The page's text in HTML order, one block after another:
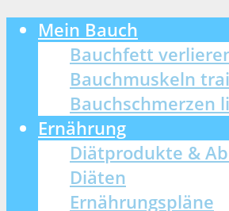
Mein Bauch
Bauchfett
Bauchmuskeln
Bauchschmerzen
Ernährung
Diätprodukte &
Diäten
Ernährungspläne